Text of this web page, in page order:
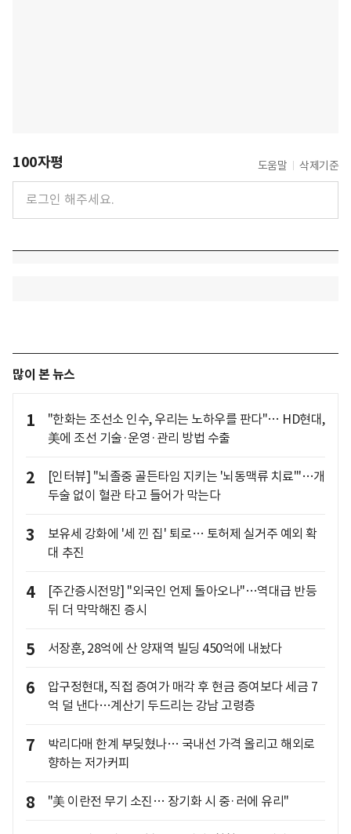
100자평 도움말 삭제기준
많이 본 뉴스
1
"한화는 조선소 인수, 우리는 노하우를 판다"… HD현대,
美에 조선 기술·운영·관리 방법 수출
2
[인터뷰] "뇌졸중 골든타임 지키는 '뇌동맥류 치료'"…개
두술 없이 혈관 타고 들어가 막는다
3
보유세 강화에 '세 낀 집' 퇴로… 토허제 실거주 예외 확
대 추진
4
[주간증시전망] "외국인 언제 돌아오나"…역대급 반등
뒤 더 막막해진 증시
5 서장훈, 28억에 산 양재역 빌딩 450억에 내놨다
6
압구정현대, 직접 증여가 매각 후 현금 증여보다 세금 7
억 덜 낸다…계산기 두드리는 강남 고령층
7
박리다매 한계 부딪혔나… 국내선 가격 올리고 해외로
향하는 저가커피
8 "美 이란전 무기 소진… 장기화 시 중·러에 유리"